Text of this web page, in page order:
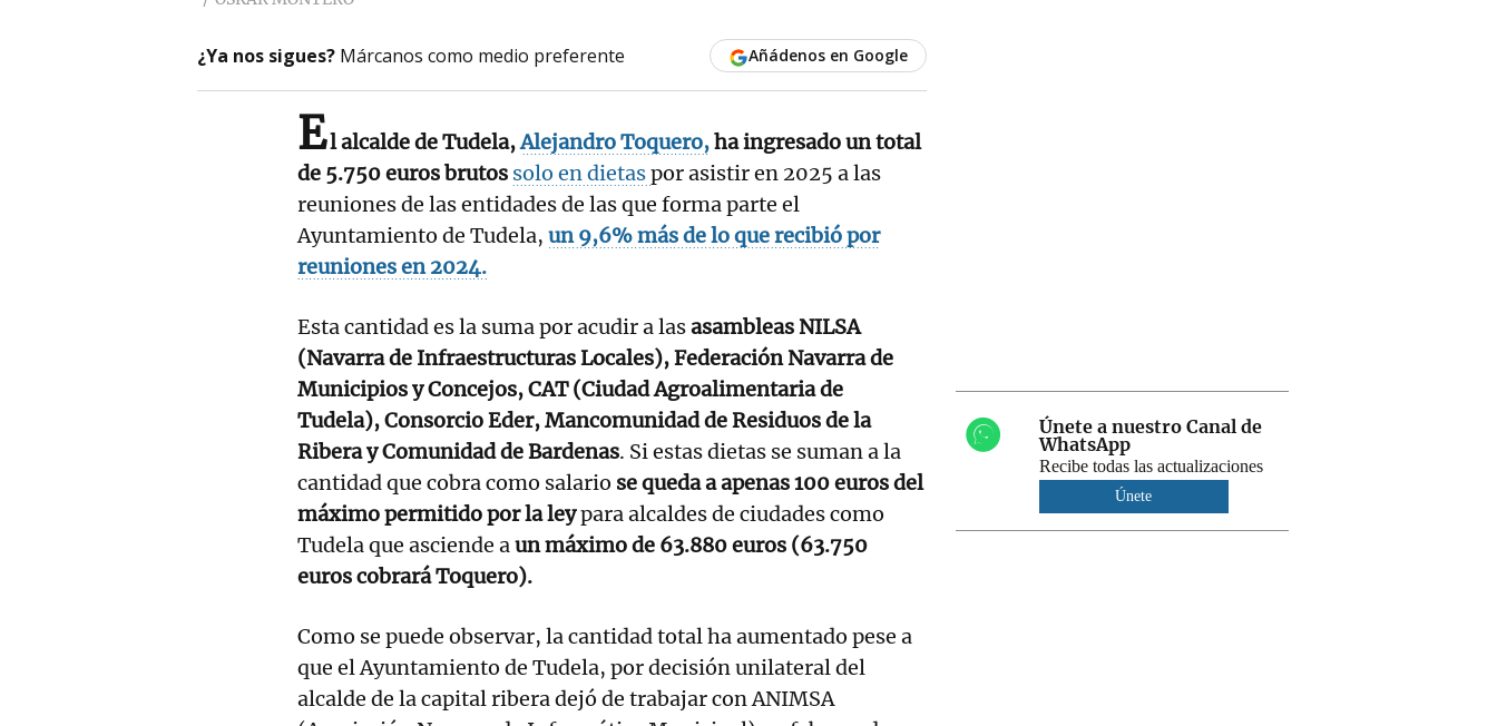
¿Ya nos sigues? Márcanos como medio preferente Añádenos en Google
El alcalde de Tudela,Alejandro Toquero,ha ingresado un total
de 5.750 euros brutos solo en dietaspor asistir en 2025 a las
reuniones de las entidades de las que forma parte el
Ayuntamiento de Tudela, un 9,6% másde lo que recibió por
reuniones en 2024.
Esta cantidad es la suma por acudir a lasasambleas NILSA
(Navarra de Infraestructuras Locales), Federación Navarra de
Municipios y Concejos, CAT (Ciudad Agroalimentaria de
Tudela), Consorcio Eder, Mancomunidad de Residuos de la
Ribera y Comunidad de Bardenas. Si estas dietas se suman a la
cantidad que cobra como salario se queda a apenas 100 euros del
máximo permitido por la leypara alcaldes de ciudades como
Tudela que asciende aun máximo de 63.880 euros (63.750
euros cobrará Toquero).
Como se puede observar, la cantidad total ha aumentado pese a
que el Ayuntamiento de Tudela, por decisión unilateral del
alcalde de la capital ribera dejó de trabajar con ANIMSA
Únete a nuestro Canal de
WhatsApp
Recibe todas las actualizaciones
Únete